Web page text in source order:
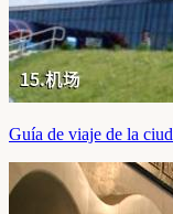
Guía de viaje de la